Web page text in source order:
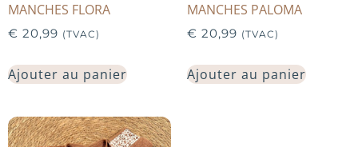
MANCHES FLORA
€ 20,99 (TVAC)
Ajouter au panier
MANCHES PALOMA
€ 20,99 (TVAC)
Ajouter au panier